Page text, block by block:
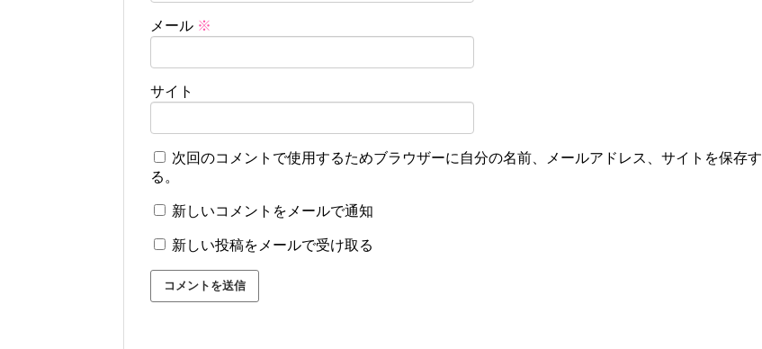
メール ※
サイト
次回のコメントで使用するためブラウザーに自分の名前、メールアドレス、サイトを保存す
る。
新しいコメントをメールで通知
新しい投稿をメールで受け取る